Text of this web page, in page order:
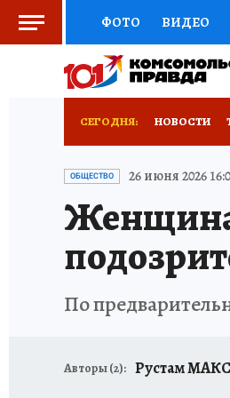
ФОТО ВИДЕО
СОЦПОДДЕРЖКА
СЕГОДНЯ: НОВОСТИ
ОБЩЕСТВО 26 июня 2026
Женщина
По
Авторы (2): Рустам